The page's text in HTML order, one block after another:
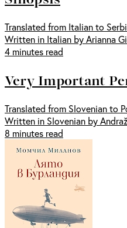
Translated from Italian to
Written in Italian by Arianna
4 minutes read
Very Important
Translated from Slovenian to
Written in Slovenian by
8 minutes read